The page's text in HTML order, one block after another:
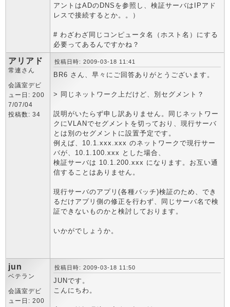
アントはADのDNSを参照し、検証サーバはIPアド
レスで接続するとか。。）
# わざわざ同じコンピュータ名（ホスト名）にする
必要ってあるんですかね？
アリアド
常連さん
会議室デビ
ュー日: 200
7/07/04
投稿数: 34
投稿日時: 2009-03-18 11:41
BR6 さん、早々にご回答ありがとうございます。
> 同じネットワーク上だけど、別セグメント？
説明がいたらず申し訳ありません。同じネットワー
クにVLANでセグメントを切っており、現行サーバ
とは別のセグメントに設置予定です。
例えば、10.1.xxx.xxx のネットワークで現行サー
バが、10.1.100.xxx とした場合、
検証サーバは 10.1.200.xxx になります。お互い通
信することはありません。
現行サーバのアプリ(各種バッチ)検証のため、でき
るだけアプリ側の修正を行わず、同じサーバ名で検
証できないものかと検討しております。
いかがでしょうか。
jun
ベテラン
会議室デビ
ュー日: 200
投稿日時: 2009-03-18 11:50
JUNです。
こんにちわ。